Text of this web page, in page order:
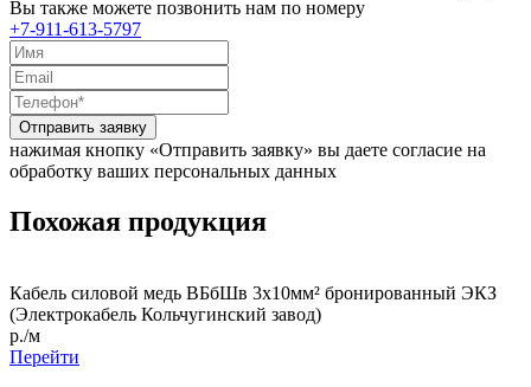
Вы также можете позвонить нам по номеру
+7-911-613-5797
Отправить заявку
нажимая кнопку «Отправить заявку» вы даете согласие на
обработку ваших персональных данных
Похожая продукция
Кабель силовой медь ВБбШв 3x10мм² бронированный ЭКЗ
(Электрокабель Кольчугинский завод)
р./м
Перейти